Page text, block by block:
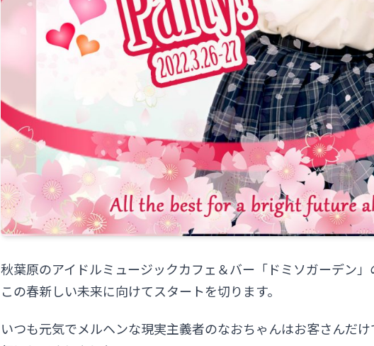
秋葉原のアイドルミュージックカフェ＆バー「ドミソガーデン」
この春新しい未来に向けてスタートを切ります。
いつも元気でメルヘンな現実主義者のなおちゃんはお客さんだ